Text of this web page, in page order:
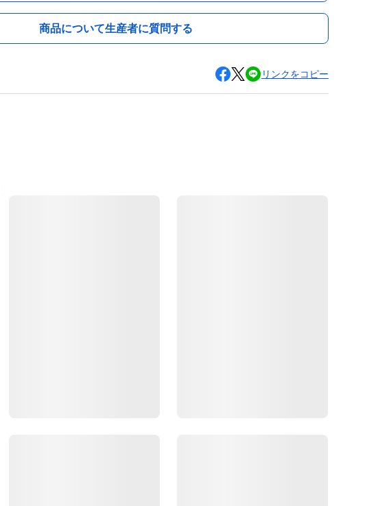
商品について生産者に質問する
リンクをコピー